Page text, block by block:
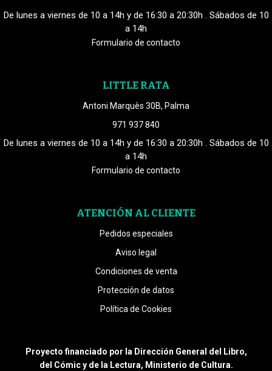
De lunes a viernes de 10 a 14h y de 16:30 a 20:30h . Sábados de 10
a 14h
Formulario de contacto
LITTLE RATA
Antoni Marquès 30B, Palma
971 937 840
De lunes a viernes de 10 a 14h y de 16:30 a 20:30h . Sábados de 10
a 14h
Formulario de contacto
ATENCIÓN AL CLIENTE
Pedidos especiales
Aviso legal
Condiciones de venta
Protección de datos
Política de Cookies
Proyecto financiado por la Dirección General del Libro,
del Cómic y de la Lectura, Ministerio de Cultura.